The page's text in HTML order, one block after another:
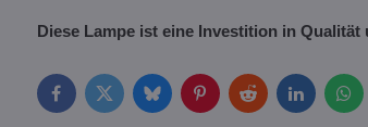
Diese Lampe ist eine Investition in
FacebookTwitterBlueskyPinterestRedditLinkedIn